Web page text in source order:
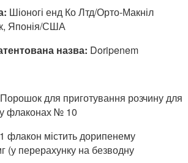
Шіоногі енд Ко Лтд/Орто-Макніл
Японія/США
назва: Doripenem
Порошок для приготування розчину для
у флаконах № 10
1 флакон містить дорипенему
(у перерахунку на безводну